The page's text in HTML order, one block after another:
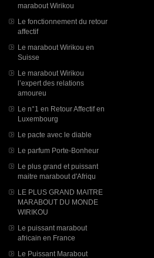
marabout Wirikou
Le fonctionnement du retour
affectif
Le marabout Wirikou en
Suisse
Le marabout Wirikou
l’expert des relations
amoureu
Le n°1 en Retour Affectif en
Luxembourg
Le pacte avec le diable
Le parfum Porte-Bonheur
Le plus grand et puissant
maitre marabout d'Afriqu
LE PLUS GRAND MAITRE
MARABOUT DU MONDE
WIRIKOU
Le puissant marabout
africain en France
Le Puissant Marabout